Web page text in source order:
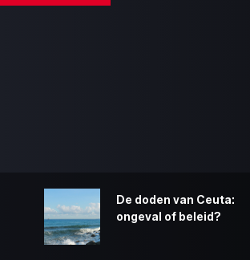
De doden van Ceuta:
ongeval of beleid?